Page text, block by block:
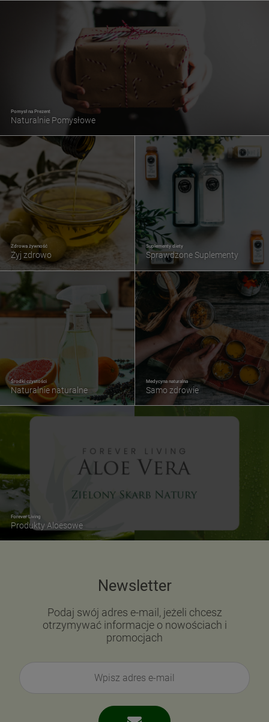
Pomysł na Prezent
Naturalnie Pomysłowe
Zdrowa żywność
Żyj zdrowo
Suplementy diety
Sprawdzone Suplementy
Forever Living
Produkty Aloesowe
Środki czystości
Naturalnie naturalne
Medycyna naturalna
Samo zdrowie
Newsletter
Podaj swój adres e-mail, jeżeli chcesz
otrzymywać informacje o nowościach i
promocjach